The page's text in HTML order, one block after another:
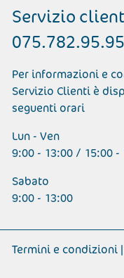
Servizio
075.782.95.95
Per informazioni e
Servizio Clienti è
seguenti orari
Lun - Ven
9:00 - 13:00 / 15:00 -
Sabato
9:00 - 13:00
Termini e condizioni